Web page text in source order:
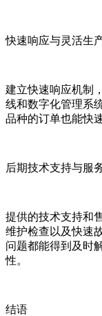
快速响应与灵活生
建立快速响应机制
线和数字化管理系
品种的订单也能快
后期技术支持与服
提供的技术支持和
维护检查以及快速
问题都能得到及时
性。
结语